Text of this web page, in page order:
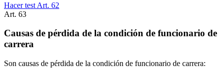
Hacer test Art. 62
Art. 63
Causas de pérdida de la condición de funcionario de
carrera
Son causas de pérdida de la condición de funcionario de carrera: